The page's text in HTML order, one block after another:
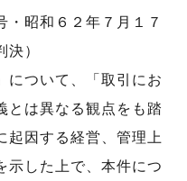
・昭和６２年７月１７
）
について、「取引にお
とは異なる観点をも踏
起因する経営、管理上
示した上で、本件につ